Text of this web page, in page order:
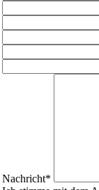
Nachricht*